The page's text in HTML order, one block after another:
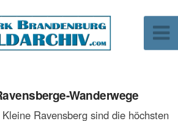
Wanderwege
Ravensberg sind die höchsten